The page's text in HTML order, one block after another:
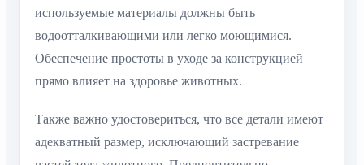
используемые материалы должны быть
водоотталкивающими или легко моющимися.
Обеспечение простоты в уходе за конструкцией
прямо влияет на здоровье животных.
Также важно удостовериться, что все детали имеют
адекватный размер, исключающий застревание